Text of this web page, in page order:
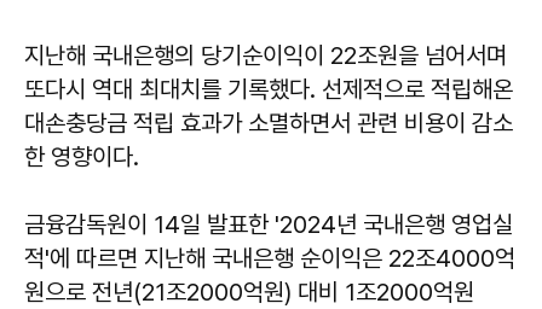
지난해 국내은행의 당기순이익이 22조원을 넘어서며
또다시 역대 최대치를 기록했다. 선제적으로 적립해온
대손충당금 적립 효과가 소멸하면서 관련 비용이 감소
한 영향이다.
금융감독원이 14일 발표한 '2024년 국내은행 영업실
적'에 따르면 지난해 국내은행 순이익은 22조4000억
원으로 전년(21조2000억원) 대비 1조2000억원